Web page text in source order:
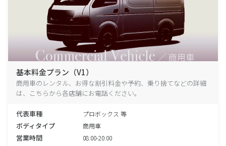
基本料金プラン（V1）
商用車のレンタル、お得な割引料金や予約、乗り捨てなどの詳細
は、こちらから各店舗にお電話ください。
代表車種 プロボックス 等
ボディタイプ 商用車
営業時間 08:00-20:00